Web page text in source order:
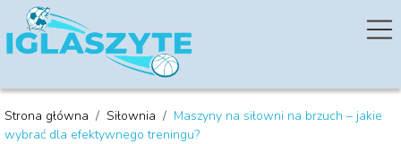
Strona główna / Siłownia / Maszyny na siłowni na brzuch – jakie
wybrać dla efektywnego treningu?